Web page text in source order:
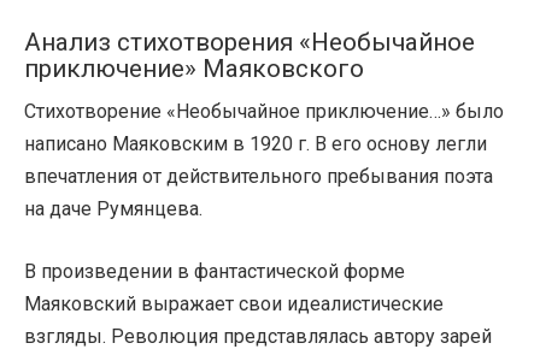
Анализ стихотворения «Необычайное
приключение» Маяковского
Стихотворение «Необычайное приключение…» было
написано Маяковским в 1920 г. В его основу легли
впечатления от действительного пребывания поэта
на даче Румянцева.
В произведении в фантастической форме
Маяковский выражает свои идеалистические
взгляды. Революция представлялась автору зарей